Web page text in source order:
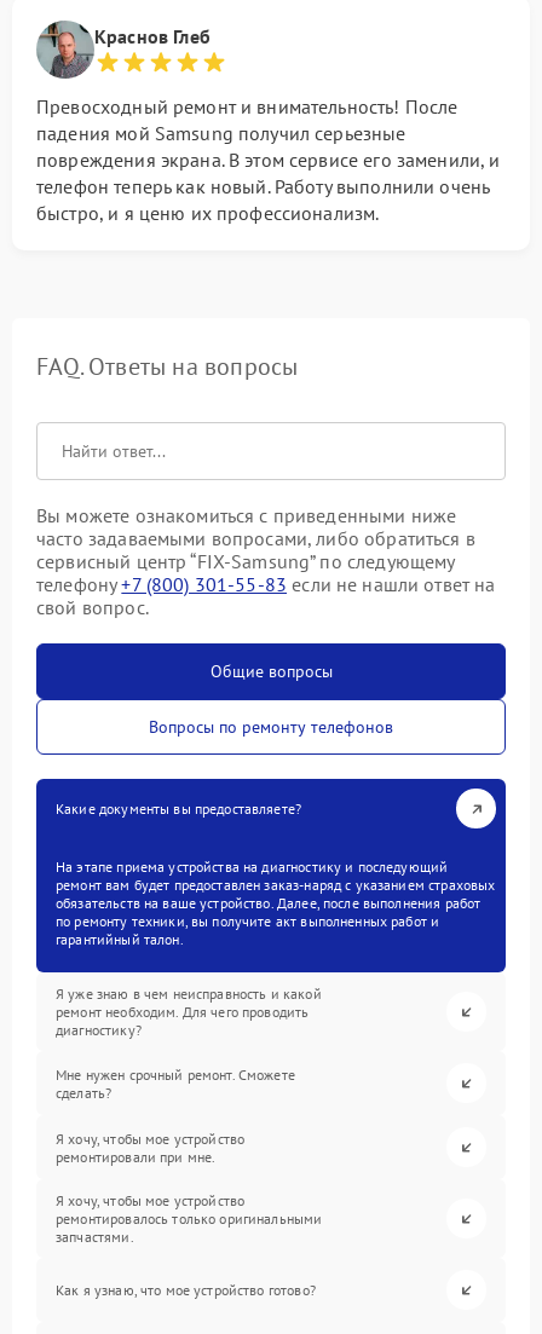
Краснов Глеб
Превосходный ремонт и внимательность! После
падения мой Samsung получил серьезные
повреждения экрана. В этом сервисе его заменили, и
телефон теперь как новый. Работу выполнили очень
быстро, и я ценю их профессионализм.
FAQ. Ответы на вопросы
Вы можете ознакомиться с приведенными ниже
часто задаваемыми вопросами, либо обратиться в
сервисный центр “FIX-Samsung” по следующему
телефону+7 (800) 301-55-83 если не нашли ответ на
свой вопрос.
Общие вопросы
Вопросы по ремонту телефонов
Какие документы вы предоставляете?
На этапе приема устройства на диагностику и последующий
ремонт вам будет предоставлен заказ-наряд с указанием страховых
обязательств на ваше устройство. Далее, после выполнения работ
по ремонту техники, вы получите акт выполненных работ и
гарантийный талон.
Я уже знаю в чем неисправность и какой
ремонт необходим. Для чего проводить
диагностику?
Мне нужен срочный ремонт. Сможете
сделать?
Я хочу, чтобы мое устройство
ремонтировали при мне.
Я хочу, чтобы мое устройство
ремонтировалось только оригинальными
запчастями.
Как я узнаю, что мое устройство готово?